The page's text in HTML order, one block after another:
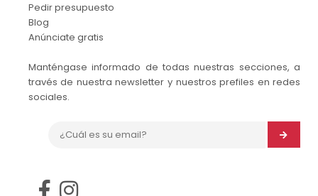
Pedir presupuesto
Blog
Anúnciate gratis
Manténgase informado de todas nuestras secciones, a
través de nuestra newsletter y nuestros prefiles en redes
sociales.